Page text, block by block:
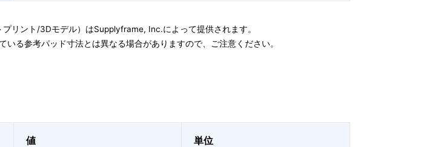
リント/3Dモデル）はSupplyframe, Inc.によって提供されます。
る参考パッド寸法とは異なる場合がありますので、ご注意ください。
値 単位